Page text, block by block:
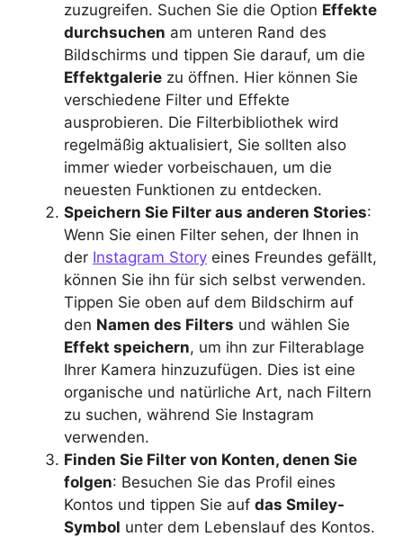
zuzugreifen. Suchen Sie die Option Effekte
durchsuchen am unteren Rand des
Bildschirms und tippen Sie darauf, um die
Effektgalerie zu öffnen. Hier können Sie
verschiedene Filter und Effekte
ausprobieren. Die Filterbibliothek wird
regelmäßig aktualisiert, Sie sollten also
immer wieder vorbeischauen, um die
neuesten Funktionen zu entdecken.
Speichern Sie Filter aus anderen Stories:
Wenn Sie einen Filter sehen, der Ihnen in
der Instagram Story eines Freundes gefällt,
können Sie ihn für sich selbst verwenden.
Tippen Sie oben auf dem Bildschirm auf
den Namen des Filters und wählen Sie
Effekt speichern, um ihn zur Filterablage
Ihrer Kamera hinzuzufügen. Dies ist eine
organische und natürliche Art, nach Filtern
zu suchen, während Sie Instagram
verwenden.
Finden Sie Filter von Konten, denen Sie
folgen: Besuchen Sie das Profil eines
Kontos und tippen Sie auf das Smiley-
Symbol unter dem Lebenslauf des Kontos.